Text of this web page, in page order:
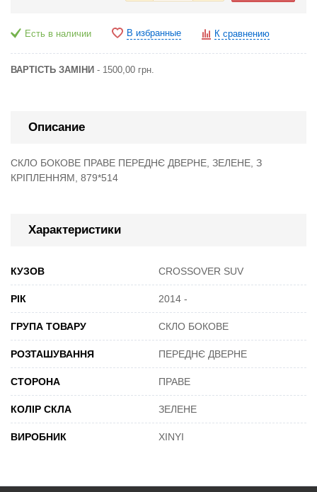
Есть в наличии В избранные К сравнению
ВАРТІСТЬ ЗАМІНИ - 1500,00 грн.
Описание
СКЛО БОКОВЕ ПРАВЕ ПЕРЕДНЄ ДВЕРНЕ, ЗЕЛЕНЕ, З
КРІПЛЕННЯМ, 879*514
Характеристики
КУЗОВ CROSSOVER SUV
РІК 2014 -
ГРУПА ТОВАРУ СКЛО БОКОВЕ
РОЗТАШУВАННЯ ПЕРЕДНЄ ДВЕРНЕ
СТОРОНА ПРАВЕ
КОЛІР СКЛА ЗЕЛЕНЕ
ВИРОБНИК XINYI